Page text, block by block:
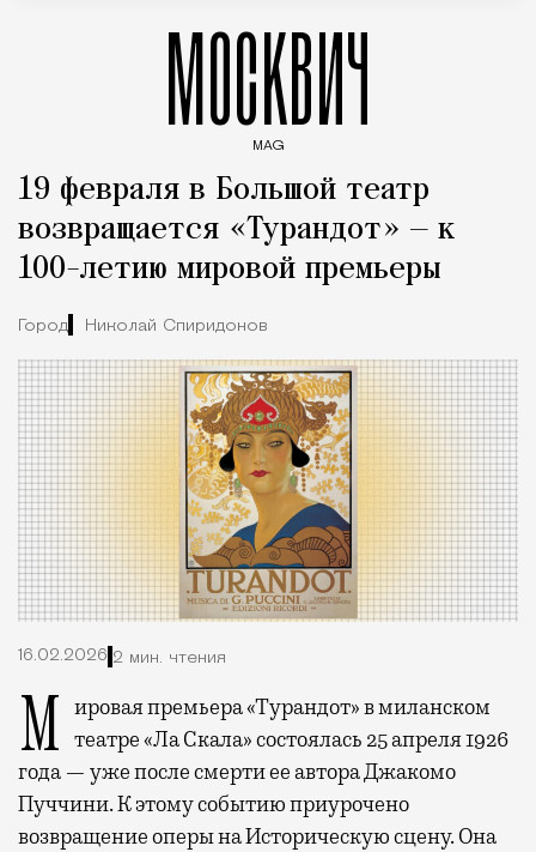
МОСКВИЧ
MAG
19 февраля в Большой театр
возвращается «Турандот» — к
100-летию мировой премьеры
Город Николай Спиридонов
16.02.2026 2 мин. чтения
Мировая премьера «Турандот» в миланском театре «Ла Скала» состоялась 25 апреля 1926
года — уже после смерти ее автора Джакомо
Пуччини. К этому событию приурочено
возвращение оперы на Историческую сцену. Она